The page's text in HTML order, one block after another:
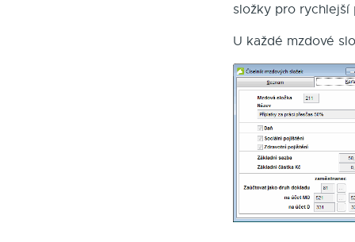
složky pro rychlejší
U každé mzdové